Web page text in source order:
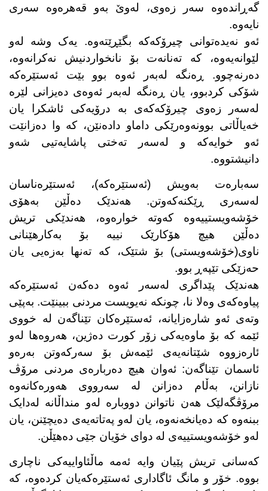
گەڕاندەوە سەر زەوی، لەوێ بەو قەهرەوە سەری
نایەوە.
ئەو نەیدەتوانی چیرۆکەکە بگێڕێتەوە. یەک وشە لەو
لێوانەیەوە، کە تەنانەت بۆ نانخواردنیش نەکرانەوە،
دەرنەچوو. ڕەنگە لەبەر ئەوە بوو بێت ئەستێرەکە
شۆکی کردبوو، یان ڕەنگە لەبەر ئەوەی دەیزانی لێرە
لەسەر زەوی چیرۆکەکەی بە درۆیەکی ئاشکرا یان
خەیاڵاتی بوونەوەرێکی داماو دادەنێن، کە وا دەزانێت
ئەو خوایەکە و لەسەر تەختی پاشایەتیی شەو
دانیشتووە.
سەبارەت بەویش (ئەستێرەکە)، ئەستێرەناسان
لەسەری ڕێکنەکەوتن. هەندێک دەڵێن بەهۆی
خۆشەویستییەوە کەوتە خوارەوە، هەندێکی تریش
دەڵێن هیچ هۆکارێک نییە بۆ بەکارهێنانی
ناوی(خۆشەویستی) بۆ شتێک، کە تەنها بەزەیی یان
حەزێکی تێپەڕ بوو.
هەندێک پێداگری لەسەر ئەوە دەکەن ئەستێرەکە
پیاوەکەی وەلا نا، چونکە نەیویست مردنی ببینێت. بەپێی
وتەی ئەو شارەزایانە، ئەستێرەکان تێناگەن لە خووی
ئێمە کە بۆ ماوەیەکی زۆر کورت دەژین، هەروەها لەو
ئارەزووە شێتانەیەی ئێمەش بۆ سەرکەوتن بەرەو
ئاسمان تێناگەن: ئەوان هیچ دەربارەی مردنی مرۆڤ
نازانن، بەڵام دەزانن لە سەرووی هەورەکانەوە
مرۆڤگەلێک هەن ناتوانن دووبارە لەو منداڵانە لەدایک
ببنەوە کە دەیانخەنەوە، یان لەو پەتاتەیەی دەیچێنن، یان
لەو خۆشەویستییەی لە دوای خۆیان جێی دەهێڵن.
کەسانی تریش پێیان وایە ئەمە ماڵئاواییەکی ناچاری
بووە. خۆر و مانگ ئاگاداری ئەستێرەکەیان کردەوە، کە